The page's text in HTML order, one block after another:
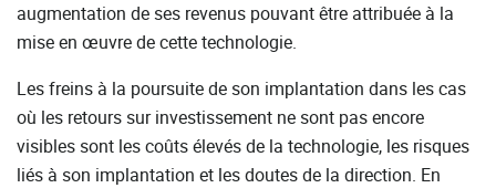
augmentation de ses revenus pouvant être attribuée à la
mise en œuvre de cette technologie.
Les freins à la poursuite de son implantation dans les cas
où les retours sur investissement ne sont pas encore
visibles sont les coûts élevés de la technologie, les risques
liés à son implantation et les doutes de la direction. En